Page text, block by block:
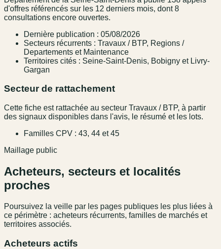
d'offres référencés sur les 12 derniers mois, dont 8
consultations encore ouvertes.
Dernière publication : 05/08/2026
Secteurs récurrents : Travaux / BTP, Regions /
Departements et Maintenance
Territoires cités : Seine-Saint-Denis, Bobigny et Livry-
Gargan
Secteur de rattachement
Cette fiche est rattachée au secteur Travaux / BTP, à partir
des signaux disponibles dans l'avis, le résumé et les lots.
Familles CPV : 43, 44 et 45
Maillage public
Acheteurs, secteurs et localités
proches
Poursuivez la veille par les pages publiques les plus liées à
ce périmètre : acheteurs récurrents, familles de marchés et
territoires associés.
Acheteurs actifs